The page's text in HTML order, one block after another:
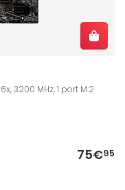
3200 MHz, 1 port M.2
75€95